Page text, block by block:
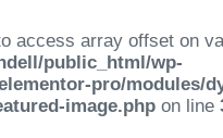
access array offset on
public_html/wp-
pro/modules/
image.php on line